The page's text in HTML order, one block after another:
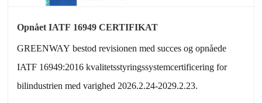
Opnået IATF 16949 CERTIFIKAT
GREENWAY bestod revisionen med succes og opnåede
IATF 16949:2016 kvalitetsstyringssystemcertificering for
bilindustrien med varighed 2026.2.24-2029.2.23.